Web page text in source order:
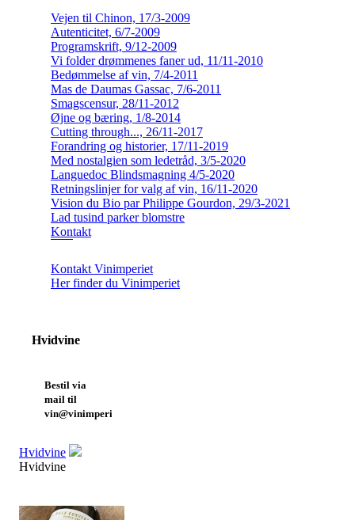
Vejen til Chinon, 17/3-2009
Autenticitet, 6/7-2009
Programskrift, 9/12-2009
Vi folder drømmenes faner ud, 11/11-2010
Bedømmelse af vin, 7/4-2011
Mas de Daumas Gassac, 7/6-2011
Smagscensur, 28/11-2012
Øjne og bæring, 1/8-2014
Cutting through..., 26/11-2017
Forandring og historier, 17/11-2019
Med nostalgien som ledetråd, 3/5-2020
Languedoc Blindsmagning 4/5-2020
Retningslinjer for valg af vin, 16/11-2020
Vision du Bio par Philippe Gourdon, 29/3-2021
Lad tusind parker blomstre
Kontakt
Kontakt Vinimperiet
Her finder du Vinimperiet
Hvidvine
Bestil via
mail til
vin@vinimperiet.dk
Hvidvine
Hvidvine